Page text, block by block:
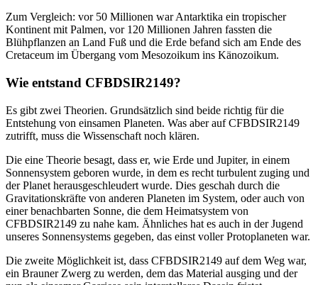
Zum Vergleich: vor 50 Millionen war Antarktika ein tropischer
Kontinent mit Palmen, vor 120 Millionen Jahren fassten die
Blühpflanzen an Land Fuß und die Erde befand sich am Ende des
Cretaceum im Übergang vom Mesozoikum ins Känozoikum.
Wie entstand CFBDSIR2149?
Es gibt zwei Theorien. Grundsätzlich sind beide richtig für die
Entstehung von einsamen Planeten. Was aber auf CFBDSIR2149
zutrifft, muss die Wissenschaft noch klären.
Die eine Theorie besagt, dass er, wie Erde und Jupiter, in einem
Sonnensystem geboren wurde, in dem es recht turbulent zuging und
der Planet herausgeschleudert wurde. Dies geschah durch die
Gravitationskräfte von anderen Planeten im System, oder auch von
einer benachbarten Sonne, die dem Heimatsystem von
CFBDSIR2149 zu nahe kam. Ähnliches hat es auch in der Jugend
unseres Sonnensystems gegeben, das einst voller Protoplaneten war.
Die zweite Möglichkeit ist, dass CFBDSIR2149 auf dem Weg war,
ein Brauner Zwerg zu werden, dem das Material ausging und der